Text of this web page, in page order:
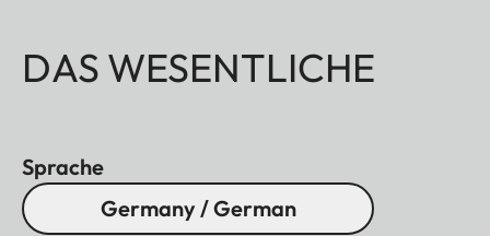
DAS WESENTLICHE
Sprache
Germany / German